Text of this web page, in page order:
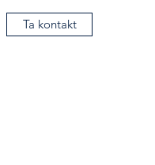
Ta kontakt